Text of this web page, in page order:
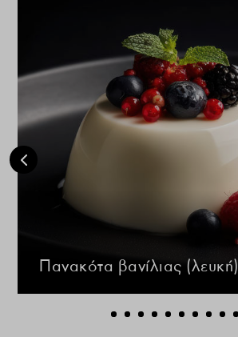
Πανακότα βανίλιας (λευκή)